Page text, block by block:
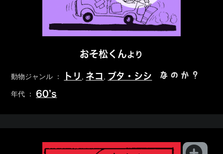
おそ松くんより
動物ジャンル ： トリ , ネコ , ブタ・シシ なのか？
年代 ： 60’s